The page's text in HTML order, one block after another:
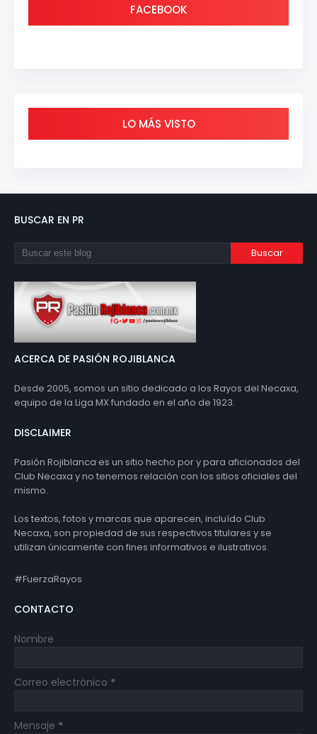
FACEBOOK
LO MÁS VISTO
BUSCAR EN PR
ACERCA DE PASIÓN ROJIBLANCA
Desde 2005, somos un sitio dedicado a los Rayos del Necaxa,
equipo de la Liga MX fundado en el año de 1923.
DISCLAIMER
Pasión Rojiblanca es un sitio hecho por y para aficionados del
Club Necaxa y no tenemos relación con los sitios oficiales del
mismo.
Los textos, fotos y marcas que aparecen, incluído Club
Necaxa, son propiedad de sus respectivos titulares y se
utilizan únicamente con fines informativos e ilustrativos.
#FuerzaRayos
CONTACTO
Nombre
Correo electrónico *
Mensaje *